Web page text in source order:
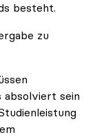
besteht.
zu
absolviert sein